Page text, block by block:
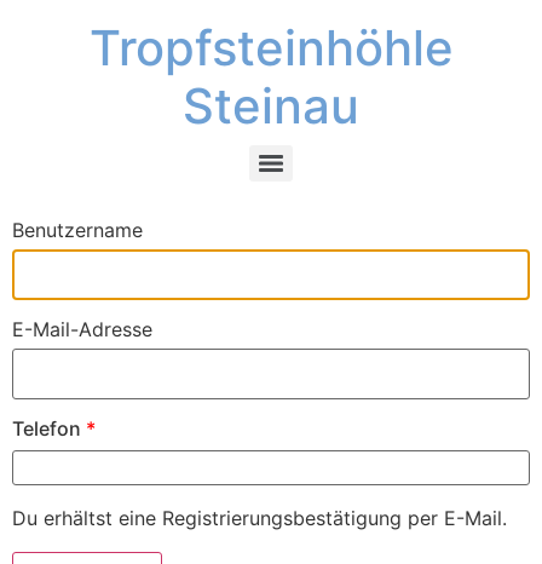
Tropfsteinhöhle
Steinau
Benutzername
E-Mail-Adresse
Telefon *
Du erhältst eine Registrierungsbestätigung per E-Mail.